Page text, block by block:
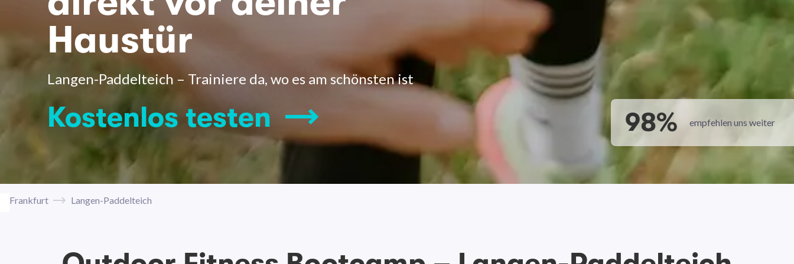
Haustür
Langen-Paddelteich – Trainiere da, wo es am schönsten ist
Kostenlos testen 98% empfehlen uns weiter
Frankfurt Langen-Paddelteich